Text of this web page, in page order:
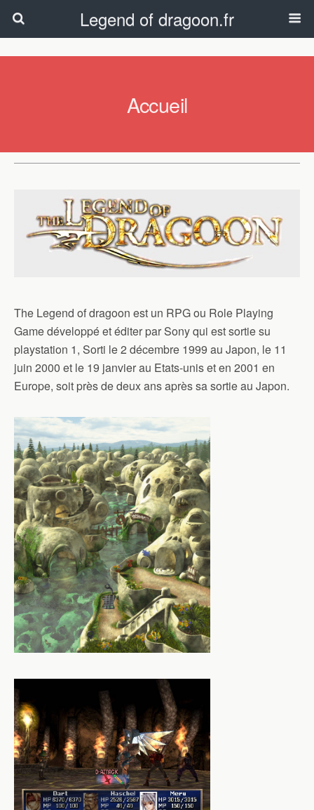
Legend of dragoon.fr
Accueil
The Legend of dragoon est un RPG ou Role Playing
Game développé et éditer par Sony qui est sortie su
playstation 1, Sorti le 2 décembre 1999 au Japon, le 11
juin 2000 et le 19 janvier au Etats-unis et en 2001 en
Europe, soit près de deux ans après sa sortie au Japon.